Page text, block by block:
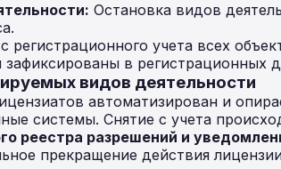
Остановка видов
регистрационного учета всех
в регистрационных
видов деятельности
автоматизирован и
системы. Снятие с учета
реестра разрешений и
прекращение действия